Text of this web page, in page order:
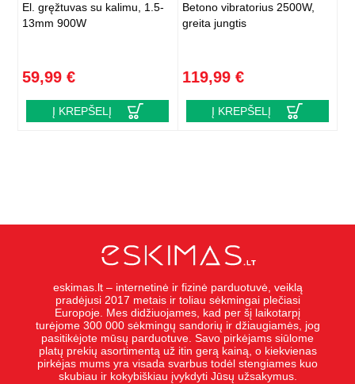
El. gręžtuvas su kalimu, 1.5-
13mm 900W
59,99 €
Į KREPŠELĮ
Betono vibratorius 2500W,
greita jungtis
119,99 €
Į KREPŠELĮ
eskimas.lt – internetinė ir fizinė parduotuvė, veiklą
pradėjusi 2017 metais ir toliau sėkmingai plečiasi
Europoje. Mes didžiuojames, kad per šį laikotarpį
turėjome 300 000 sėkmingų sandorių ir džiaugiamės, jog
pasitikėjote mūsų parduotuve. Savo pirkėjams siūlome
platų prekių asortimentą už itin gerą kainą, o kiekvienas
pirkėjas mums yra visada svarbus todėl stengiames kuo
skubiau ir kokybiškiau įvykdyti Jūsų užsakymus.